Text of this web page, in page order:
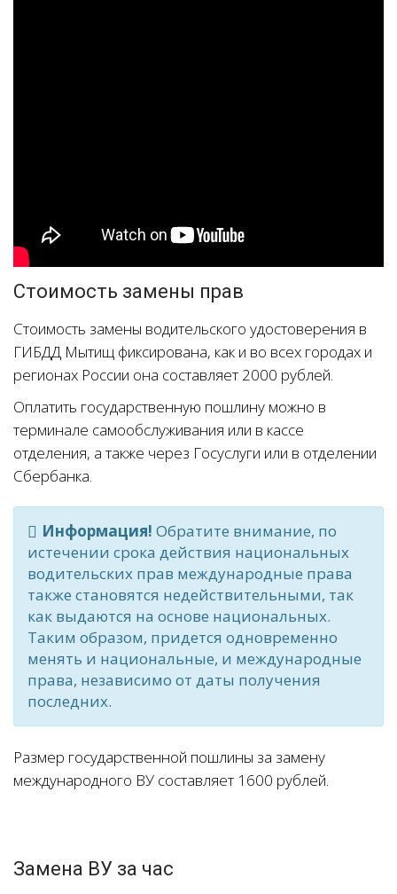
Стоимость замены прав
Стоимость замены водительского удостоверения в
ГИБДД Мытищ фиксирована, как и во всех городах и
регионах России она составляет 2000 рублей.
Оплатить государственную пошлину можно в
терминале самообслуживания или в кассе
отделения, а также через Госуслуги или в отделении
Сбербанка.
Информация! Обратите внимание, по
истечении срока действия национальных
водительских прав международные права
также становятся недействительными, так
как выдаются на основе национальных.
Таким образом, придется одновременно
менять и национальные, и международные
права, независимо от даты получения
последних.
Размер государственной пошлины за замену
международного ВУ составляет 1600 рублей.
Замена ВУ за час